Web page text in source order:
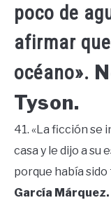
poco de
afirmar
océano».
Tyson.
41. «La ficción se
casa y le dijo a su
porque había
García Márquez.